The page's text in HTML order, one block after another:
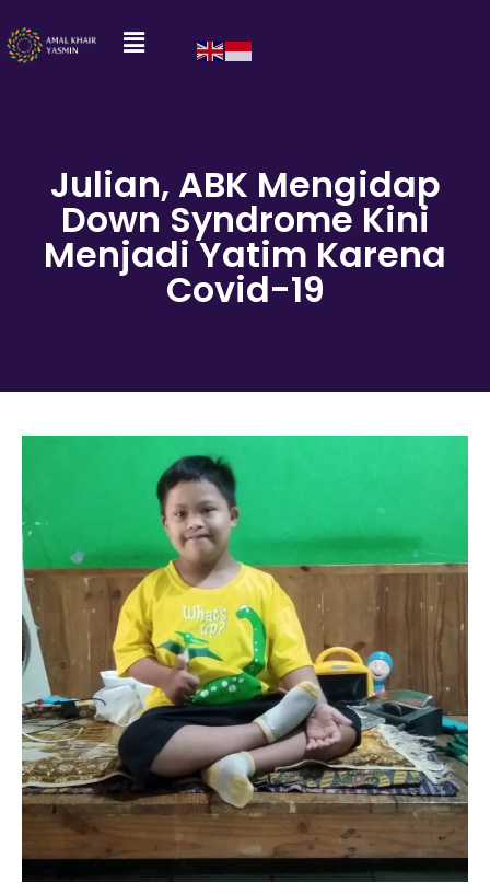
Julian, ABK Mengidap
Down Syndrome Kini
Menjadi Yatim Karena
Covid-19